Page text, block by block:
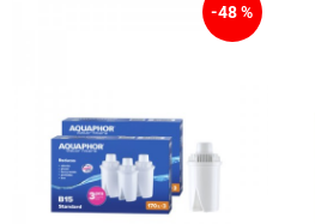
-48 %